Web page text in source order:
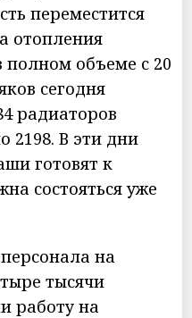
переместится
отопления
полном объеме с 20
сегодня
радиаторов
2198. В эти дни
готовят к
состояться уже
на
тысячи
работу на